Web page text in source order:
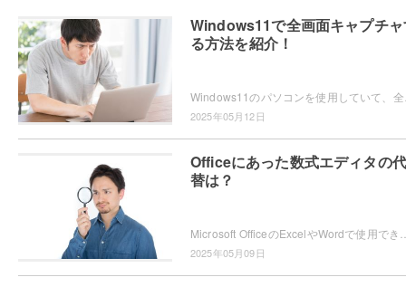
Windows11で全画面キャプチ
る方法を紹介！
2025年05月12日
Officeにあった数式エディタの代
替は？
2025年05月09日